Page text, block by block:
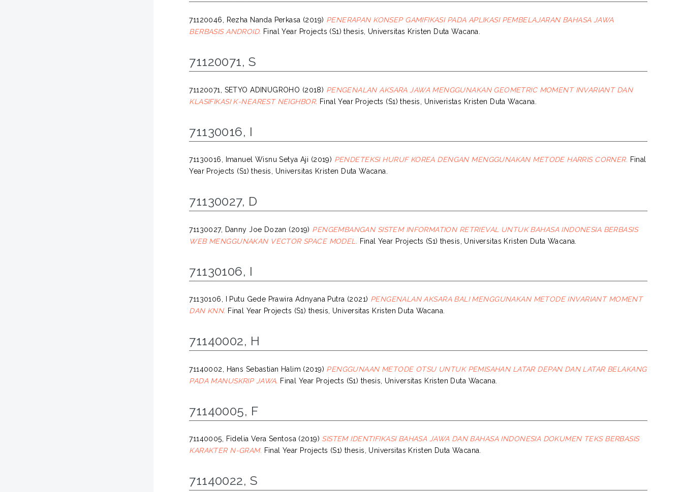
71120046, Rezha Nanda Perkasa (2019) PENERAPAN KONSEP GAMIFIKASI PADA APLIKASI PEMBELAJARAN BAHASA JAWA
BERBASIS ANDROID. Final Year Projects (S1) thesis, Universitas Kristen Duta Wacana.
71120071, S
71120071, SETYO ADINUGROHO (2018) PENGENALAN AKSARA JAWA MENGGUNAKAN GEOMETRIC MOMENT INVARIANT DAN
KLASIFIKASI K-NEAREST NEIGHBOR. Final Year Projects (S1) thesis, Univeristas Kristen Duta Wacana.
71130016, I
71130016, Imanuel Wisnu Setya Aji (2019) PENDETEKSI HURUF KOREA DENGAN MENGGUNAKAN METODE HARRIS CORNER. Final
Year Projects (S1) thesis, Universitas Kristen Duta Wacana.
71130027, D
71130027, Danny Joe Dozan (2019) PENGEMBANGAN SISTEM INFORMATION RETRIEVAL UNTUK BAHASA INDONESIA BERBASIS
WEB MENGGUNAKAN VECTOR SPACE MODEL. Final Year Projects (S1) thesis, Universitas Kristen Duta Wacana.
71130106, I
71130106, I Putu Gede Prawira Adnyana Putra (2021) PENGENALAN AKSARA BALI MENGGUNAKAN METODE INVARIANT MOMENT
DAN KNN. Final Year Projects (S1) thesis, Universitas Kristen Duta Wacana.
71140002, H
71140002, Hans Sebastian Halim (2019) PENGGUNAAN METODE OTSU UNTUK PEMISAHAN LATAR DEPAN DAN LATAR BELAKANG
PADA MANUSKRIP JAWA. Final Year Projects (S1) thesis, Universitas Kristen Duta Wacana.
71140005, F
71140005, Fidelia Vera Sentosa (2019) SISTEM IDENTIFIKASI BAHASA JAWA DAN BAHASA INDONESIA DOKUMEN TEKS BERBASIS
KARAKTER N-GRAM. Final Year Projects (S1) thesis, Universitas Kristen Duta Wacana.
71140022, S